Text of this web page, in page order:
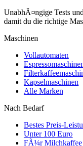
UnabhÃ¤ngige Tests
damit du die richtige
Maschinen
Vollautomaten
Kapselmaschinen
Alle Marken
Nach Bedarf
Bestes Preis-
Unter 100 Euro
FÃ¼r Milchkaffee